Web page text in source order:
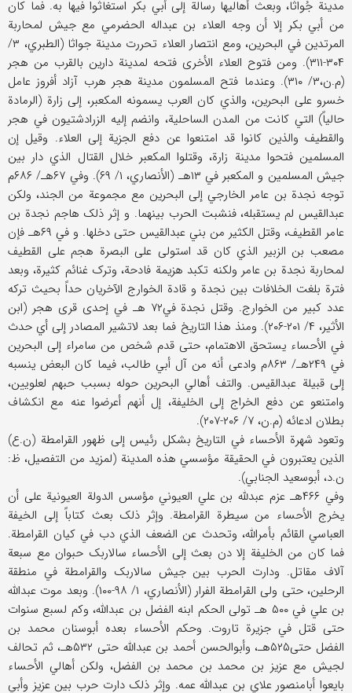
مدینة جُواثا، وبعث أهالیها رسالة إلی أبي بکر استغاثوا فیها به. فما کان
من أبي بکر إلا أن وجه العلاء بن عبداله الحضرمي مع جیش لمحاربة
المرتدین في البحرین، ومع انتصار العلاء تحررت مدینة جواثا (الطبري، ۳/
۳۰۴-۳۱۱). ومن فتوح العلاء الأخری فتحه لمدینة دارین بالقرب من هجر
(م.ن،۳/ ۳۱۰). وعندما فتح المسلمون مدینة هجر هرب آزاد أفروز عامل
خسرو علی البحرین، والذي کان العرب یسمونه المکعبر، إلی زارة (الرمادة
حالیاً) التي کانت من المدن الساحلیة، وانضم إلیه الزرادشتیون في هجر
والقطیف والذین کانوا قد امتنعوا عن دفع الجزیة إلی العلاء. وقیل إن
المسلمین فتحوا مدینة زارة، وقتلوا المکعبر خلال القتال الذي دار بین
جیش المسلمین و المکعبر في ۱۳هـ (الأنصاري، ۱/ ۶۹). وفي ۶۷هـ/ ۶۸۶م
توجه نجدة بن عامر الخارجي إلی البحرین مع مجموعة من الجند، ولکن
عبدالقیس لم یستقبله، فنشبت الحرب بینهما. و إثر ذلک هاجم نجدة بن
عامر القطیف، وقتل الکثیر من بني عبدالقیس حتی دخلها. و في ۶۹هـ فإن
مصعب بن الزبیر الذي کان قد استولی علی البصرة هجم علی القطیف
لمحاربة نجدة بن عامر ولکنه تکبد هزیمة فادحة، وترک غنائم کثیرة، وبعد
فترة بلغت الخلافات بین نجدة و قادة الخوارج الآخریان حداً بحیث ترکه
عدد کبیر من الخوارج. وقتل نجدة في۷۲ هـ في إحدی قری هجر (ابن
الأثیر، ۴/ ۲۰۱-۲۰۶). ومنذ هذا التاریخ فما بعد لاتشیر المصادر إلی أي حدث
في الأحساء یستحق الاهتمام، حتی قدم شخص من سامراء إلی البحرین
في ۲۴۹هـ/ ۸۶۳م وادعی أنه من آل أبي طالب، فیما کان البعض ینسبه
إلی قبیلة عبدالقیس. والتف أهالي البحرین حوله بسبب حبهم لعلویین،
وامتنعو عن دفع الخراج إلی الخلیفة، إل أنهم أعرضوا عنه مع انکشاف
بطلان ادعائه (م.ن، ۷/ ۲۰۶-۲۰۷).
وتعود شهرة الأحساء في التاریخ بشکل رئیس إلی ظهور القرامطة (ن.ع)
الذین یعتبرون في الحقیقة مؤسسي هذه المدینة (لمزید من التفصیل، ظ:
ن.د، أبوسعید الجنابي).
وفي ۴۶۶هـ عزم عبدلله بن علي العیوني مؤسس الدولة العیونیة علی أن
یخرج الأحساء من سیطرة القرامطة. وإثر ذلک بعث کتاباً إلی الخیفة
العباسي القائم بأمرالله، وتحدث عن الضعف الذي دب في کیان القرامطة.
فما کان من الخلیفة إلا دن بعث إلی الأحساء سالاربک حبوان مع سبعة
آلاف مقاتل. ودارت الحرب بین جیش سالاربک والقرامطة في منطقة
الرحلین، حتی ولی القرامطة الفرار (الأنصاري، ۱/ ۹۸-۱۰۰). وبعد موت عبدالله
بن علي في ۵۰۰ هـ تولی الحکم ابنه الفضل بن عبدالله، وکم لسبع سنوات
حتی قتل في جزیرة تاروت. وحکم الأحساء بعده أبوسنان محمد بن
الفضل حتی۵۲۵هـ، وأبوالحسن أحمد بن عبدالله حتی ۵۳۲هـ، ثم تحالف
لجیش مع عزیز بن محمد بن محمد بن الفضل، ولکن أهالي الأحساء
بایعوا أبامنصور علاي بن عبدالله عمه. وإثر ذلک دارت حرب بین عزیز وأبي